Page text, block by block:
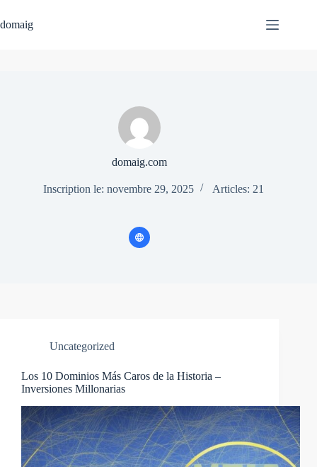
au
contenu
domaig
domaig.com
Inscription le: novembre 29, 2025 Articles: 21
Uncategorized
Los 10 Dominios Más Caros de la Historia –
Inversiones Millonarias